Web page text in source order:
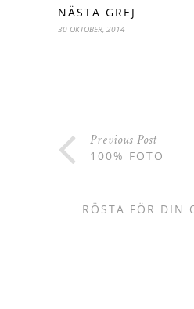
NÄSTA GREJ
30 OKTOBER, 2014
Previous Post
100% FOTO
RÖSTA FÖR DIN